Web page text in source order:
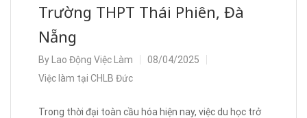
Trường THPT Thái Phiên, Đà
Nẵng
By Lao Động Việc Làm
08/04/2025
Việc làm tại CHLB Đức
Trong thời đại toàn cầu hóa hiện nay, việc du học trở